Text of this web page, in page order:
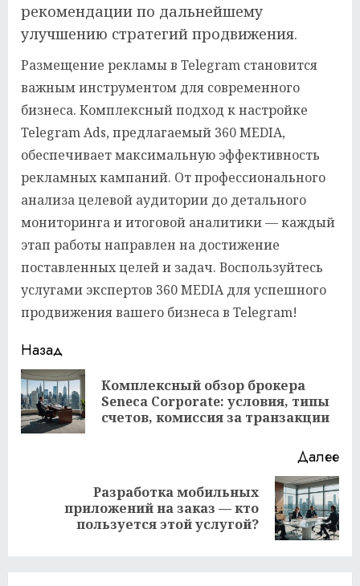
рекомендации по дальнейшему
улучшению стратегий продвижения.
Размещение рекламы в Telegram становится
важным инструментом для современного
бизнеса. Комплексный подход к настройке
Telegram Ads, предлагаемый 360 MEDIA,
обеспечивает максимальную эффективность
рекламных кампаний. От профессионального
анализа целевой аудитории до детального
мониторинга и итоговой аналитики — каждый
этап работы направлен на достижение
поставленных целей и задач. Воспользуйтесь
услугами экспертов 360 MEDIA для успешного
продвижения вашего бизнеса в Telegram!
Продолжить
чтение
Назад
Комплексный обзор брокера
Seneca Corporate: условия, типы
счетов, комиссия за транзакции
Далее
Следующая
Разработка мобильных
приложений на заказ — кто
пользуется этой услугой?